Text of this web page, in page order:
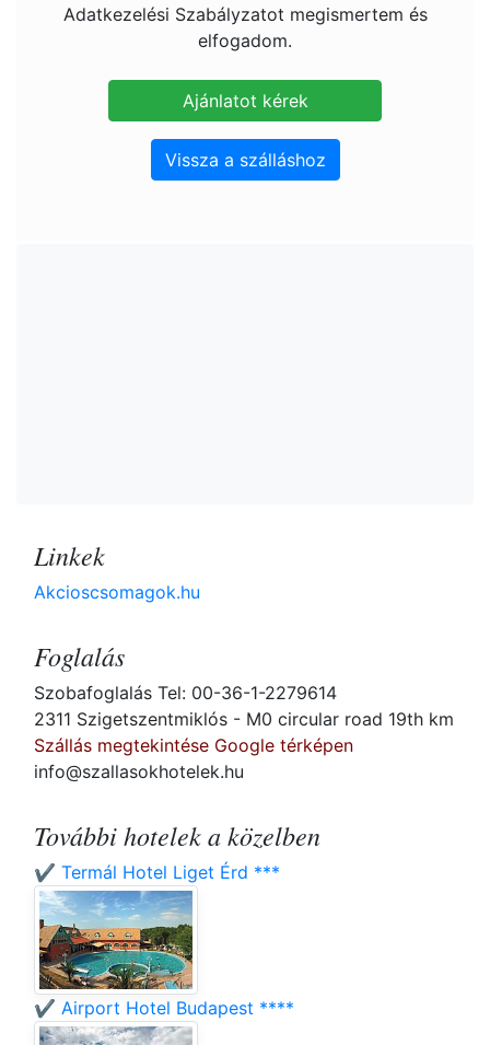
Adatkezelési Szabályzatot megismertem és
elfogadom.
Vissza a szálláshoz
Linkek
Akcioscsomagok.hu
Foglalás
Szobafoglalás Tel: 00-36-1-2279614
2311 Szigetszentmiklós - M0 circular road 19th km
Szállás megtekintése Google térképen
info@szallasokhotelek.hu
További hotelek a közelben
✔️ Termál Hotel Liget Érd ***
✔️ Airport Hotel Budapest ****